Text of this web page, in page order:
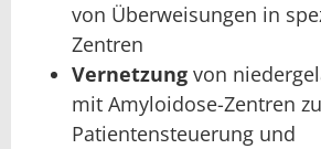
von Überweisungen in
Zentren
Vernetzung von
mit Amyloidose-Zentren
Patientensteuerung und